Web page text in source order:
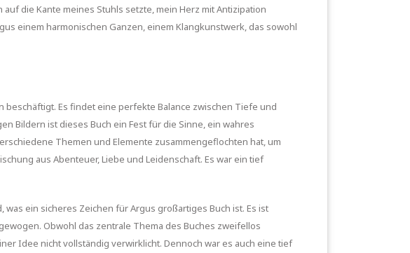
die Kante meines Stuhls setzte, mein Herz mit Antizipation
einem harmonischen Ganzen, einem Klangkunstwerk, das sowohl
Es findet eine perfekte Balance zwischen Tiefe und
Bildern ist dieses Buch ein Fest für die Sinne, ein wahres
Themen und Elemente zusammengeflochten hat, um
aus Abenteuer, Liebe und Leidenschaft. Es war ein tief
ein sicheres Zeichen für Argus großartiges Buch ist. Es ist
Obwohl das zentrale Thema des Buches zweifellos
Idee nicht vollständig verwirklicht. Dennoch war es auch eine tief